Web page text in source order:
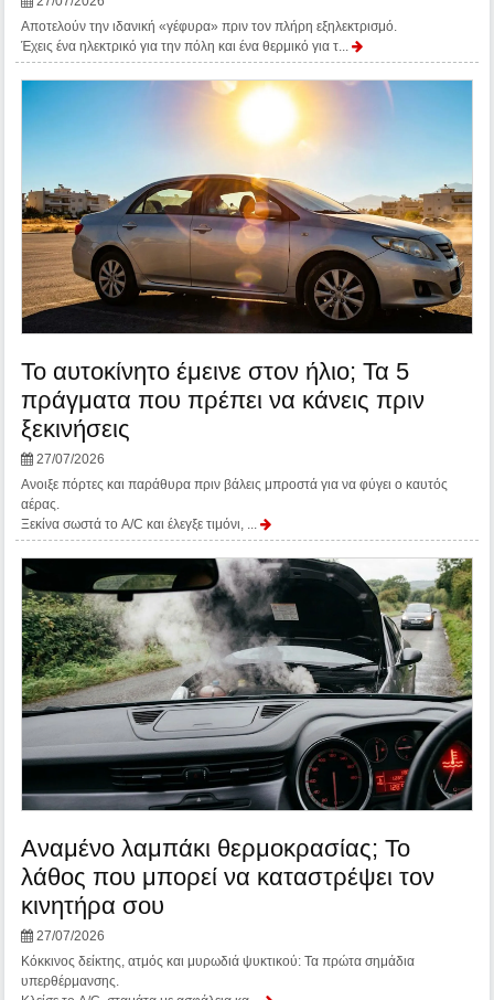
Αποτελούν την ιδανική «γέφυρα» πριν τον πλήρη εξηλεκτρισμό.
Έχεις ένα ηλεκτρικό για την πόλη και ένα θερμικό για τ...
Το αυτοκίνητο έμεινε στον ήλιο; Τα 5
πράγματα που πρέπει να κάνεις πριν
ξεκινήσεις
27/07/2026
Aνοιξε πόρτες και παράθυρα πριν βάλεις μπροστά για να φύγει ο καυτός
αέρας.
Ξεκίνα σωστά το A/C και έλεγξε τιμόνι, ...
Αναμένο λαμπάκι θερμοκρασίας; Το
λάθος που μπορεί να καταστρέψει τον
κινητήρα σου
27/07/2026
Κόκκινος δείκτης, ατμός και μυρωδιά ψυκτικού: Τα πρώτα σημάδια
υπερθέρμανσης.